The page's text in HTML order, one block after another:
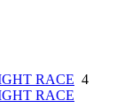
RACE 4
RACE